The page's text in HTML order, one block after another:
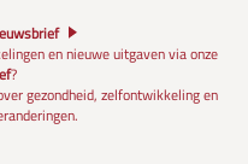
en nieuwe uitgaven via onze
?
gezondheid, zelfontwikkeling en